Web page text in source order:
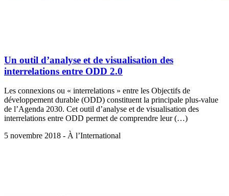
Un outil d’analyse et de visualisation des
interrelations entre ODD 2.0
Les connexions ou « interrelations » entre les Objectifs de
développement durable (ODD) constituent la principale plus-value
de l’Agenda 2030. Cet outil d’analyse et de visualisation des
interrelations entre ODD permet de comprendre leur (…)
5 novembre 2018 - À l’International